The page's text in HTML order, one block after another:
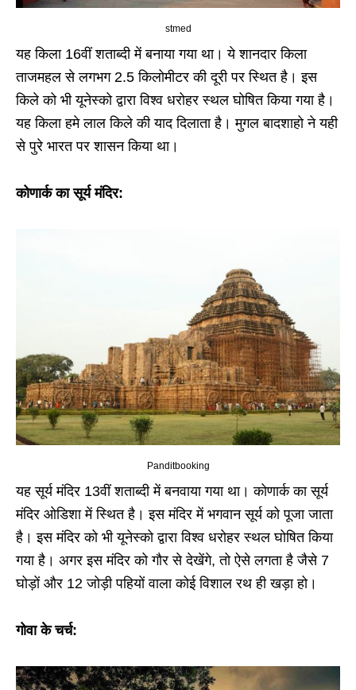
stmed
यह किला 16वीं शताब्दी में बनाया गया था। ये शानदार किला
ताजमहल से लगभग 2.5 किलोमीटर की दूरी पर स्थित है। इस
किले को भी यूनेस्को द्वारा विश्व धरोहर स्थल घोषित किया गया है।
यह किला हमे लाल किले की याद दिलाता है। मुगल बादशाहो ने यही
से पुरे भारत पर शासन किया था।
कोणार्क का सूर्य मंदिर:
Panditbooking
यह सूर्य मंदिर 13वीं शताब्दी में बनवाया गया था। कोणार्क का सूर्य
मंदिर ओडिशा में स्थित है। इस मंदिर में भगवान सूर्य को पूजा जाता
है। इस मंदिर को भी यूनेस्को द्वारा विश्व धरोहर स्थल घोषित किया
गया है। अगर इस मंदिर को गौर से देखेंगे, तो ऐसे लगता है जैसे 7
घोड़ों और 12 जोड़ी पहियों वाला कोई विशाल रथ ही खड़ा हो।
गोवा के चर्च: